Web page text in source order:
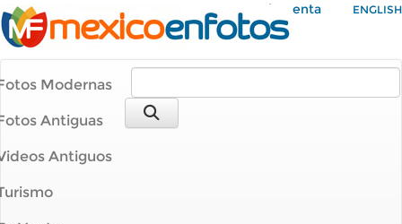
Mi Cuenta ENGLISH
Modernas
Antiguas
Antiguos